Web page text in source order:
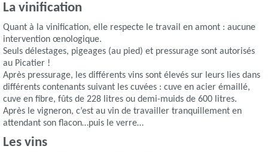
La vinification
Quant à la vinification, elle respecte le travail en amont : aucune
intervention œnologique.
Seuls délestages, pigeages (au pied) et pressurage sont autorisés
au Picatier !
Après pressurage, les différents vins sont élevés sur leurs lies dans
différents contenants suivant les cuvées : cuve en acier émaillé,
cuve en fibre, fûts de 228 litres ou demi-muids de 600 litres.
Après le vigneron, c’est au vin de travailler tranquillement en
attendant son flacon…puis le verre…
Les vins